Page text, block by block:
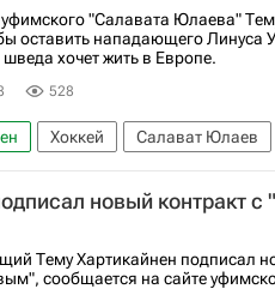
"Салавата Юлаева"
оставить нападающего Линуса
хочет жить в Европе.
528
Хоккей Салават Юлаев
новый контракт с
Тему Хартикайнен подписал
сообщается на сайте